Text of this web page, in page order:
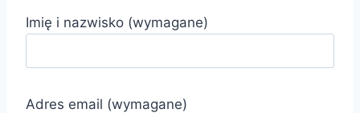
Imię i nazwisko (wymagane)
Adres email (wymagane)